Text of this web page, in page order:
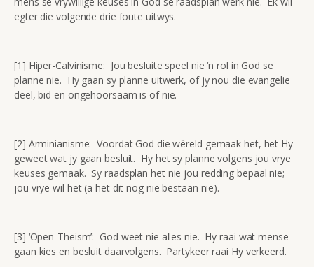
egter die volgende drie foute uitwys.
[1] Hiper-Calvinisme: Jou besluite speel nie ‘n rol in God se
planne nie. Hy gaan sy planne uitwerk, of jy nou die evangelie
deel, bid en ongehoorsaam is of nie.
[2] Arminianisme: Voordat God die wêreld gemaak het, het Hy
geweet wat jy gaan besluit. Hy het sy planne volgens jou vrye
keuses gemaak. Sy raadsplan het nie jou redding bepaal nie;
jou vrye wil het (a het dit nog nie bestaan nie).
[3] ‘Open-Theism’: God weet nie alles nie. Hy raai wat mense
gaan kies en besluit daarvolgens. Partykeer raai Hy verkeerd.